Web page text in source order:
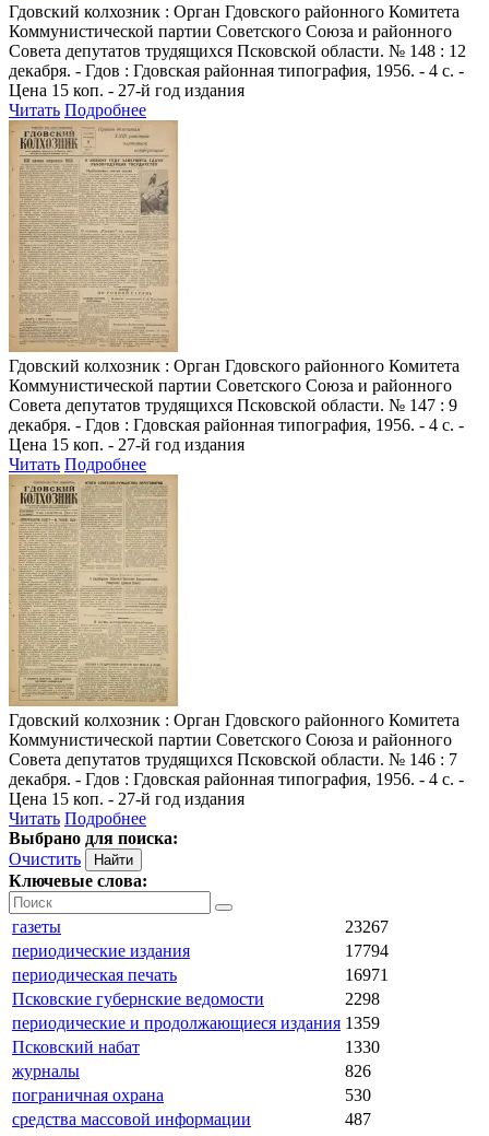
Гдовский колхозник : Орган Гдовского районного Комитета
Коммунистической партии Советского Союза и районного
Совета депутатов трудящихся Псковской области. № 148 : 12
декабря. - Гдов : Гдовская районная типография, 1956. - 4 с. -
Цена 15 коп. - 27-й год издания
Читать Подробнее
Гдовский колхозник : Орган Гдовского районного Комитета
Коммунистической партии Советского Союза и районного
Совета депутатов трудящихся Псковской области. № 147 : 9
декабря. - Гдов : Гдовская районная типография, 1956. - 4 с. -
Цена 15 коп. - 27-й год издания
Читать Подробнее
Гдовский колхозник : Орган Гдовского районного Комитета
Коммунистической партии Советского Союза и районного
Совета депутатов трудящихся Псковской области. № 146 : 7
декабря. - Гдов : Гдовская районная типография, 1956. - 4 с. -
Цена 15 коп. - 27-й год издания
Читать Подробнее
Выбрано для поиска:
Очистить
Ключевые слова:
газеты
23267
периодические издания
17794
периодическая печать
16971
Псковские губернские ведомости
2298
периодические и продолжающиеся издания 1359
Псковский набат
1330
журналы
826
пограничная охрана
530
средства массовой информации
487